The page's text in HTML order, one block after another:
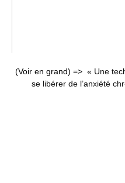
(Voir en grand) => « Une
se libérer de l’anxiété